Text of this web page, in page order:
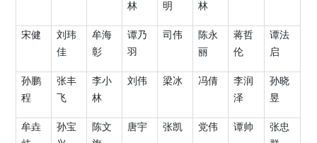
林
明
林
宋健
刘玮
佳
牟海
彰
谭乃
羽
司伟
陈永
丽
蒋哲
伦
谭法
启
孙鹏
程
张丰
飞
李小
林
刘伟 梁冰 冯倩
李润
泽
孙晓
昱
牟垚
孙宝
陈文
唐宇 张凯 党伟 谭帅
张忠